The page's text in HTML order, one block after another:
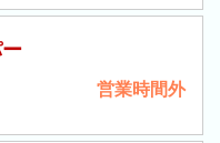
営業時間外